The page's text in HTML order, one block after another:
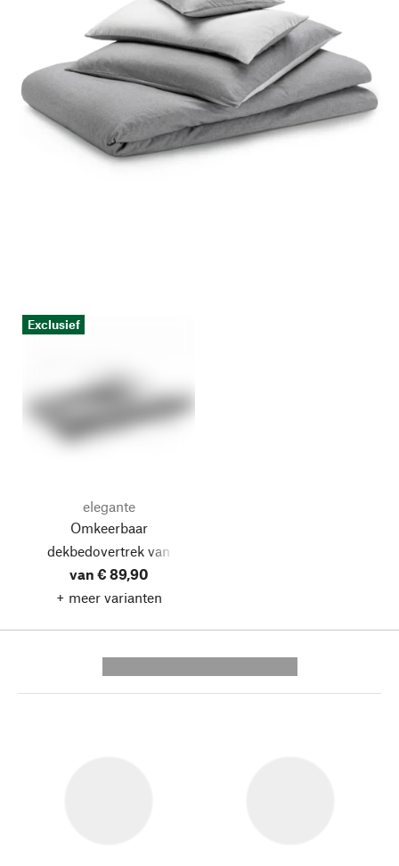
Exclusief
elegante
Omkeerbaar
dekbedovertrek van
zomerflanel
van € 89,90
+ meer varianten